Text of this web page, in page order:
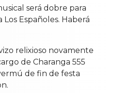
será dobre para
Españoles. Haberá
relixioso novamente
de Charanga 555
de fin de festa